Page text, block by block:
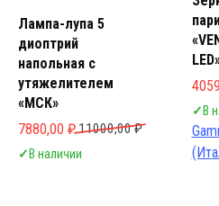
Лампа-лупа 5
диоптрий
напольная с
утяжелителем
«МСК»
11000,00₽
Первоначальная цена составляла
7880,00 ₽
Текущая цена: 7880,00 ₽.
✓ В наличии
✓ В